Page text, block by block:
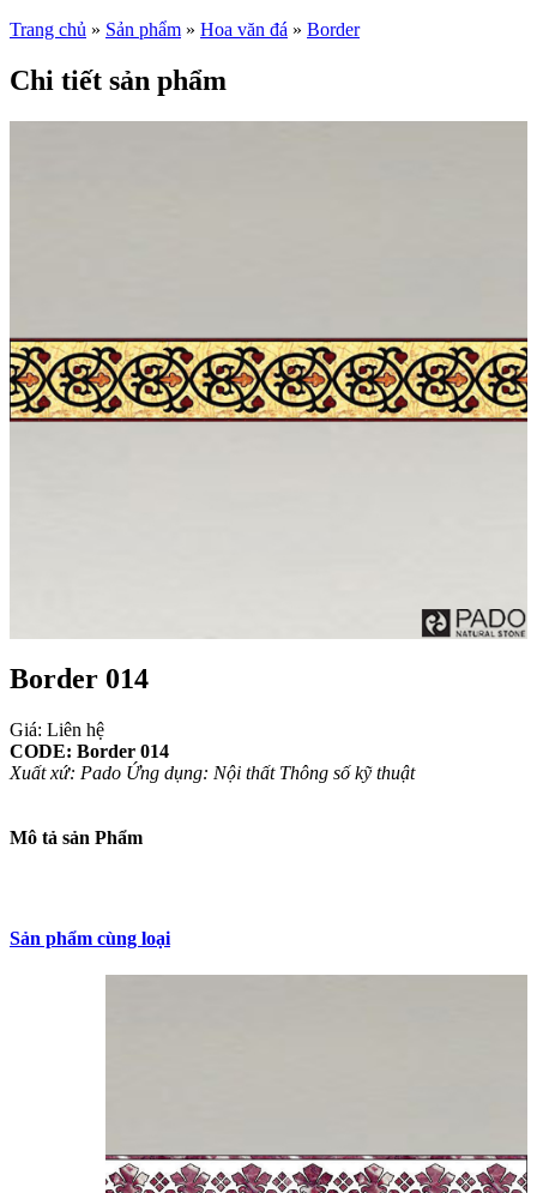
Trang chủ » Sản phẩm » Hoa văn đá » Border
Chi tiết sản phẩm
Border 014
Giá: Liên hệ
CODE: Border 014
Xuất xứ: Pado Ứng dụng: Nội thất Thông số kỹ thuật
Mô tả sản Phẩm
Sản phẩm cùng loại